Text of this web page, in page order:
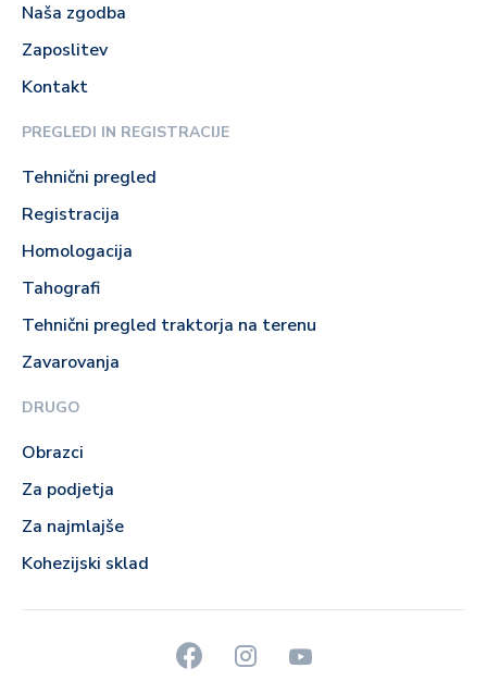
Naša zgodba
Zaposlitev
Kontakt
PREGLEDI IN REGISTRACIJE
Tehnični pregled
Registracija
Homologacija
Tahografi
Tehnični pregled traktorja na terenu
Zavarovanja
DRUGO
Obrazci
Za podjetja
Za najmlajše
Kohezijski sklad